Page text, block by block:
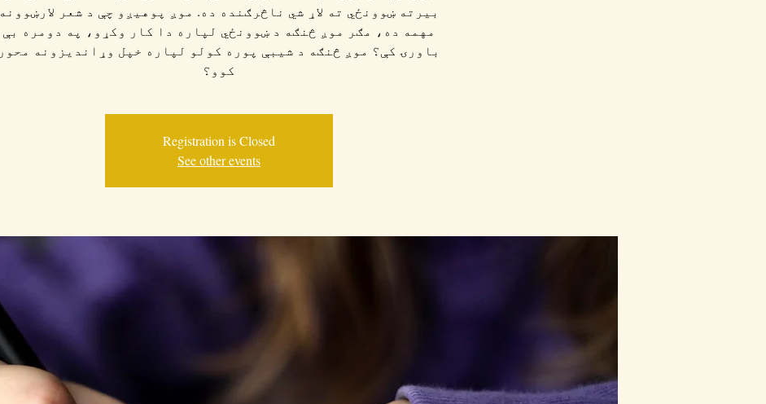
بیرته ښوونځي ته لاړ شي ناڅرګنده ده. موږ پوهیږو چې د شعر لارښوونه
مهمه ده، مګر موږ څنګه د ښوونځي لپاره دا کار وکړو، په دومره بې
باورۍ کې؟ موږ څنګه د شیبې پوره کولو لپاره خپل وړاندیزونه محور
کوو؟
Registration is Closed
See other events